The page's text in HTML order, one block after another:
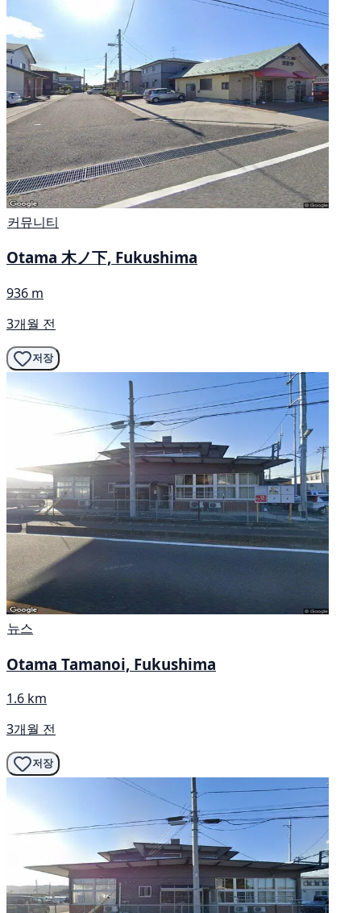
커뮤니티
Otama 木ノ下, Fukushima
936 m
3개월 전
저장
뉴스
Otama Tamanoi, Fukushima
1.6 km
3개월 전
저장